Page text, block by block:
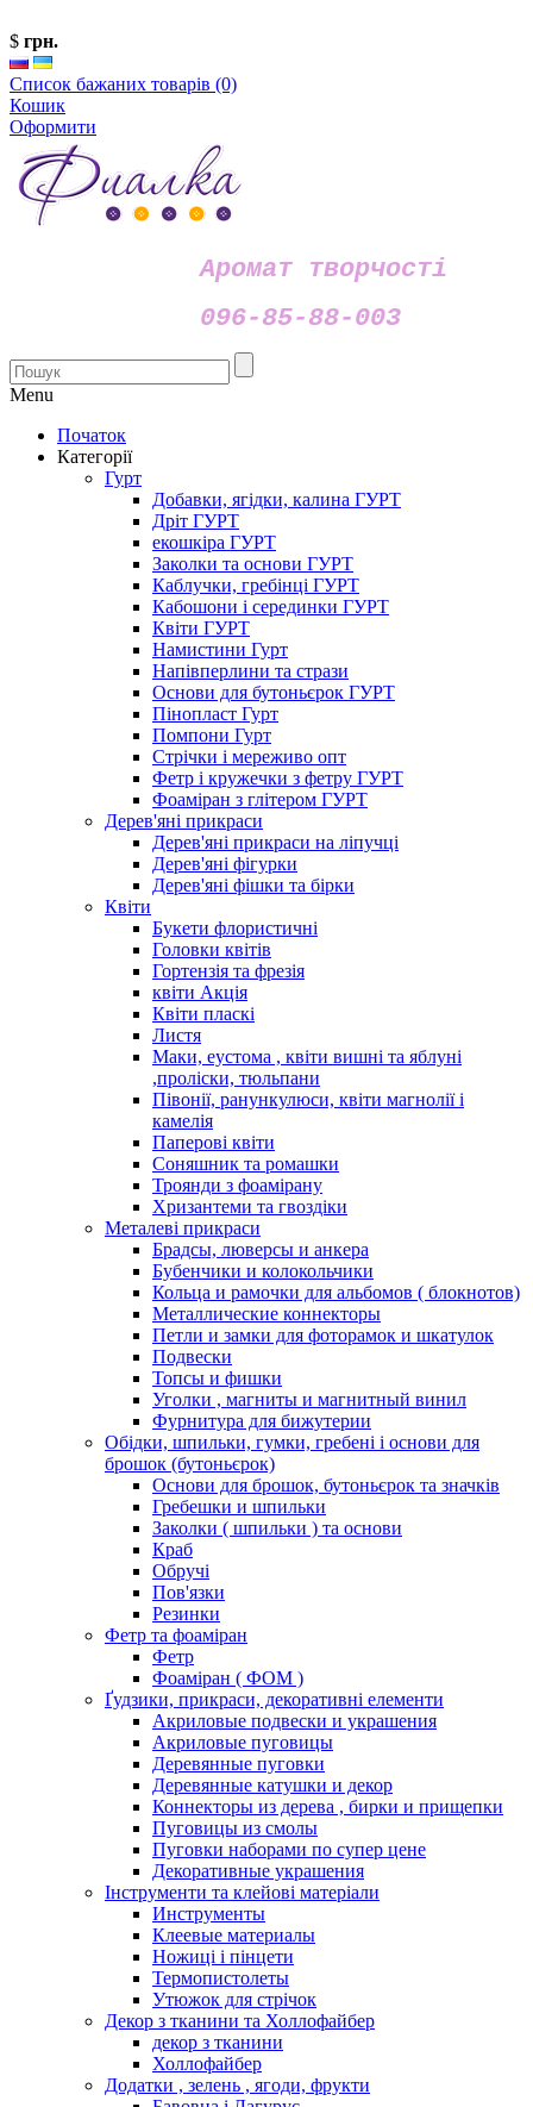
$ грн.
Список бажаних товарів (0)
Кошик
Оформити
Аромат творчості
096-85-88-003
Menu
Початок
Категорії
Гурт
Добавки, ягідки, калина ГУРТ
Дріт ГУРТ
екошкіра ГУРТ
Заколки та основи ГУРТ
Каблучки, гребінці ГУРТ
Кабошони і серединки ГУРТ
Квіти ГУРТ
Намистини Гурт
Напівперлини та стрази
Основи для бутоньєрок ГУРТ
Пінопласт Гурт
Помпони Гурт
Стрічки і мереживо опт
Фетр і кружечки з фетру ГУРТ
Фоаміран з глітером ГУРТ
Дерев'яні прикраси
Дерев'яні прикраси на ліпучці
Дерев'яні фігурки
Дерев'яні фішки та бірки
Квіти
Букети флористичні
Головки квітів
Гортензія та фрезія
квіти Акція
Квіти пласкі
Листя
Маки, еустома , квіти вишні та яблуні
,проліски, тюльпани
Півонії, ранункулюси, квіти магнолії і
камелія
Паперові квіти
Соняшник та ромашки
Троянди з фоамірану
Хризантеми та гвоздіки
Металеві прикраси
Брадсы, люверсы и анкера
Бубенчики и колокольчики
Кольца и рамочки для альбомов ( блокнотов)
Металлические коннекторы
Петли и замки для фоторамок и шкатулок
Подвески
Топсы и фишки
Уголки , магниты и магнитный винил
Фурнитура для бижутерии
Обідки, шпильки, гумки, гребені і основи для
брошок (бутоньєрок)
Основи для брошок, бутоньєрок та значків
Гребешки и шпильки
Заколки ( шпильки ) та основи
Краб
Обручі
Пов'язки
Резинки
Фетр та фоаміран
Фетр
Фоаміран ( ФОМ )
Ґудзики, прикраси, декоративні елементи
Акриловые подвески и украшения
Акриловые пуговицы
Деревянные пуговки
Деревянные катушки и декор
Коннекторы из дерева , бирки и прищепки
Пуговицы из смолы
Пуговки наборами по супер цене
Декоративные украшения
Інструменти та клейові матеріали
Инструменты
Клеевые материалы
Ножиці і пінцети
Термопистолеты
Утюжок для стрічок
Декор з тканини та Холлофайбер
декор з тканини
Холлофайбер
Додатки , зелень , ягоди, фрукти